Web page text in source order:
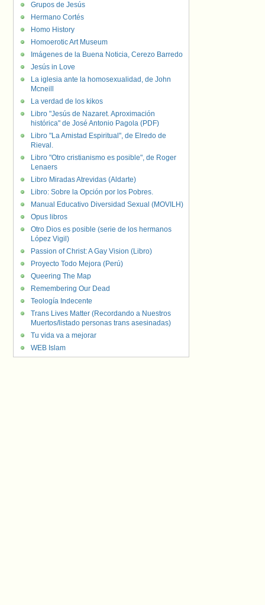
Grupos de Jesús
Hermano Cortés
Homo History
Homoerotic Art Museum
Imágenes de la Buena Noticia, Cerezo Barredo
Jesús in Love
La iglesia ante la homosexualidad, de John
Mcneill
La verdad de los kikos
Libro "Jesús de Nazaret. Aproximación
histórica" de José Antonio Pagola (PDF)
Libro "La Amistad Espiritual", de Elredo de
Rieval.
Libro "Otro cristianismo es posible", de Roger
Lenaers
Libro Miradas Atrevidas (Aldarte)
Libro: Sobre la Opción por los Pobres.
Manual Educativo Diversidad Sexual (MOVILH)
Opus libros
Otro Dios es posible (serie de los hermanos
López Vigil)
Passion of Christ: A Gay Vision (Libro)
Proyecto Todo Mejora (Perú)
Queering The Map
Remembering Our Dead
Teología Indecente
Trans Lives Matter (Recordando a Nuestros
Muertos/listado personas trans asesinadas)
Tu vida va a mejorar
WEB Islam